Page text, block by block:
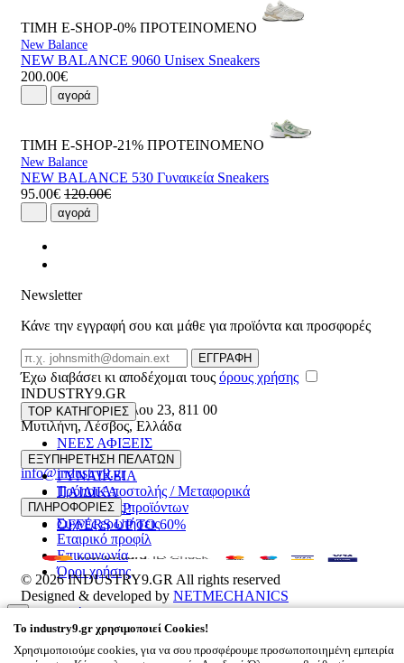
ΤΙΜΗ E-SHOP-0% ΠΡΟΤΕΙΝΟΜΕΝΟ
New Balance
NEW BALANCE 9060 Unisex Sneakers
200.00€
αγορά
ΤΙΜΗ E-SHOP-21% ΠΡΟΤΕΙΝΟΜΕΝΟ
New Balance
NEW BALANCE 530 Γυναικεία Sneakers
95.00€ 120.00€
αγορά
Newsletter
Κάνε την εγγραφή σου και μάθε για προϊόντα και προσφορές
Email
ΕΓΓΡΑΦΗ
Έχω διαβάσει κι αποδέχομαι τους όρους χρήσης
INDUSTRY9.GR
Ελευθέριου Βενιζέλου 23, 811 00
Μυτιλήνη,Λέσβος,Ελλάδα
22510 55629
info@industry9.gr
TOP ΚΑΤΗΓΟΡΙΕΣ
ΝΕΕΣ ΑΦΙΞΕΙΣ
ΑΝΔΡΙΚΑ
ΓΥΝΑΙΚΕΙΑ
ΠΑΙΔΙΚΑ
ΑΞΕΣΟΥΑΡ
OFFERS UP TO 60%
ΕΞΥΠΗΡΕΤΗΣΗ ΠΕΛΑΤΩΝ
Τρόποι Αποστολής / Μεταφορικά
Επιστροφές προϊόντων
Συχνές ερωτήσεις
ΠΛΗΡΟΦΟΡΙΕΣ
Εταιρικό προφίλ
Επικοινωνία
Όροι χρήσης
© 2026INDUSTRY9.GR All rights reserved
Designed & developed by NETMECHANICS
Το Καλάθι Σου
0
Βάλε κάτι στο καλάθι σου
To industry9.gr χρησιμοποιεί Cookies!
Χρησιμοποιούμε cookies, για να σου προσφέρουμε προσωποποιημένη εμπειρία